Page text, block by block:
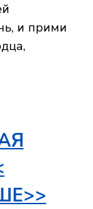
и прими